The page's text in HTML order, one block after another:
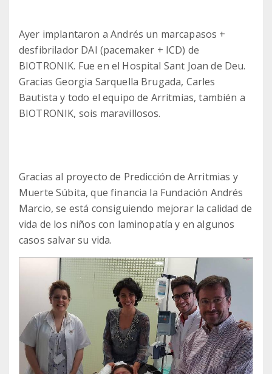
Ayer implantaron a Andrés un marcapasos +
desfibrilador DAI (pacemaker + ICD) de
BIOTRONIK. Fue en el Hospital Sant Joan de Deu.
Gracias Georgia Sarquella Brugada, Carles
Bautista y todo el equipo de Arritmias, también a
BIOTRONIK, sois maravillosos.
Gracias al proyecto de Predicción de Arritmias y
Muerte Súbita, que financia la Fundación Andrés
Marcio, se está consiguiendo mejorar la calidad de
vida de los niños con laminopatía y en algunos
casos salvar su vida.